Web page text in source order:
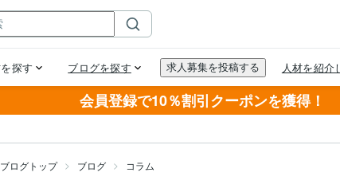
会員登録で10％割引クーポンを獲得！
ブログトップ ブログ コラム